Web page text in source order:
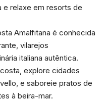
e relaxe em resorts de
Amalfitana é conhecida
vilarejos
italiana autêntica.
explore cidades
e saboreie pratos de
à beira-mar.